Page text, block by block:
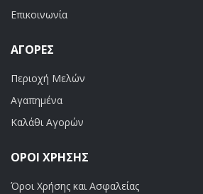
Επικοινωνία
ΑΓΟΡΈΣ
Περιοχή Μελών
Αγαπημένα
Καλάθι Αγορών
ΟΡΟΙ ΧΡΗΣΗΣ
Όροι Χρήσης και Ασφαλείας